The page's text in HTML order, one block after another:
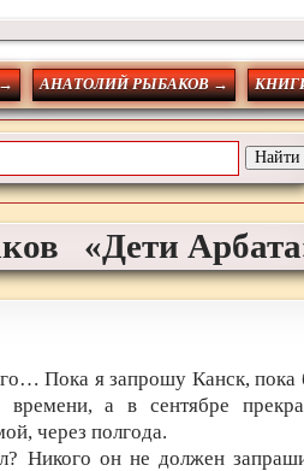
АНАТОЛИЙ РЫБАКОВ →
«Дети
Пока я запрошу Канск, пока
а в сентябре
через полгода.
Никого он не должен